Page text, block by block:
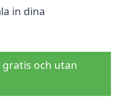
in dina
gratis och utan